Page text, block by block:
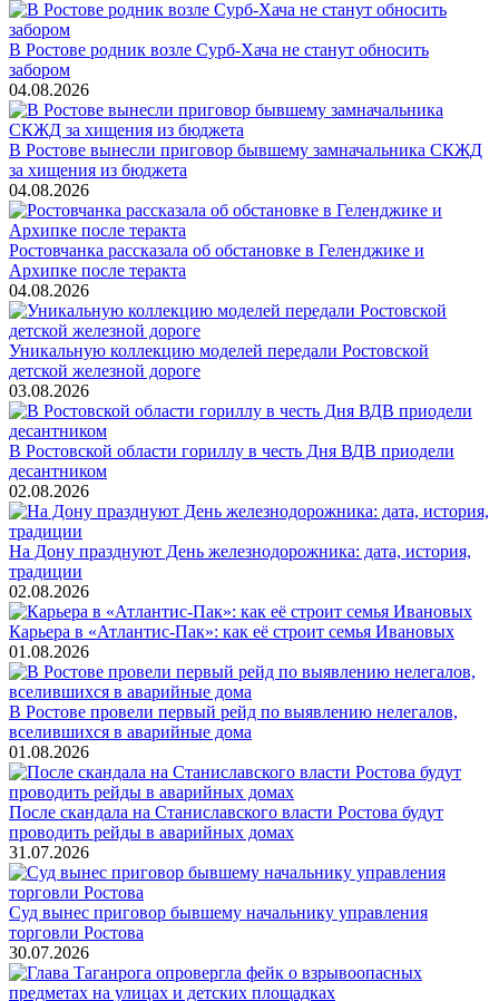
В Ростове родник возле Сурб-Хача не станут обносить
забором
04.08.2026
В Ростове вынесли приговор бывшему замначальника СКЖД
за хищения из бюджета
04.08.2026
Ростовчанка рассказала об обстановке в Геленджике и
Архипке после теракта
04.08.2026
Уникальную коллекцию моделей передали Ростовской
детской железной дороге
03.08.2026
В Ростовской области гориллу в честь Дня ВДВ приодели
десантником
02.08.2026
На Дону празднуют День железнодорожника: дата, история,
традиции
02.08.2026
Карьера в «Атлантис-Пак»: как её строит семья Ивановых
01.08.2026
В Ростове провели первый рейд по выявлению нелегалов,
вселившихся в аварийные дома
01.08.2026
После скандала на Станиславского власти Ростова будут
проводить рейды в аварийных домах
31.07.2026
Суд вынес приговор бывшему начальнику управления
торговли Ростова
30.07.2026